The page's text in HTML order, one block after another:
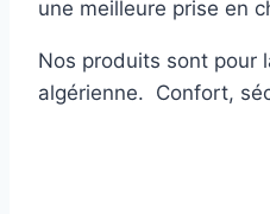
une meilleure prise en
Nos produits sont pour
algérienne. Confort,